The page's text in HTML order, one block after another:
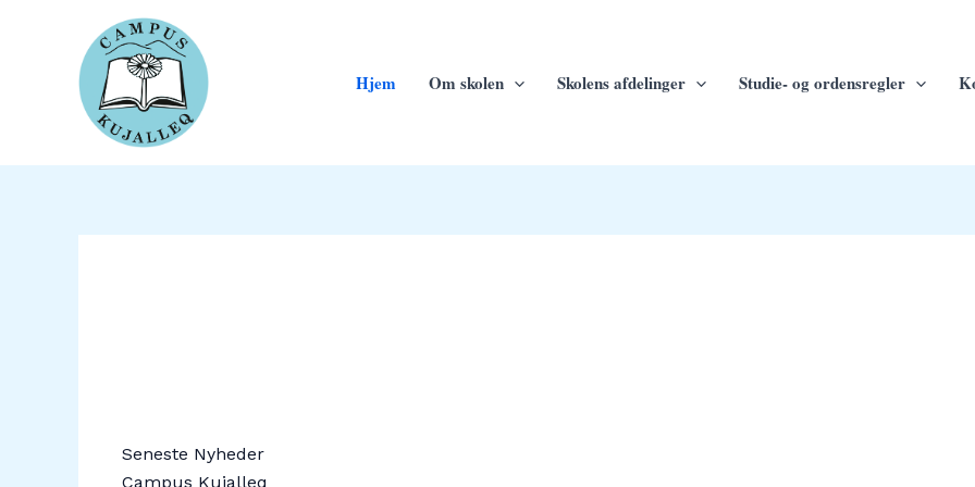
Hjem Om skolen Skolens afdelinger Studie- og ordensregler
Seneste Nyheder
Campus Kujalleq